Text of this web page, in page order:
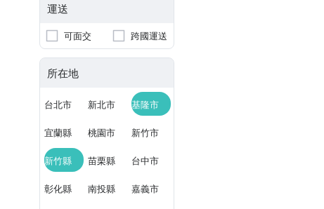
運送
可面交 跨國運送
所在地
台北市 新北市 基隆市
宜蘭縣 桃園市 新竹市
新竹縣 苗栗縣 台中市
彰化縣 南投縣 嘉義市